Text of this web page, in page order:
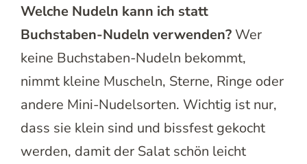
Welche Nudeln kann ich statt
Buchstaben-Nudeln verwenden?Wer
keine Buchstaben-Nudeln bekommt,
nimmt kleine Muscheln, Sterne, Ringe oder
andere Mini-Nudelsorten. Wichtig ist nur,
dass sie klein sind und bissfest gekocht
werden, damit der Salat schön leicht